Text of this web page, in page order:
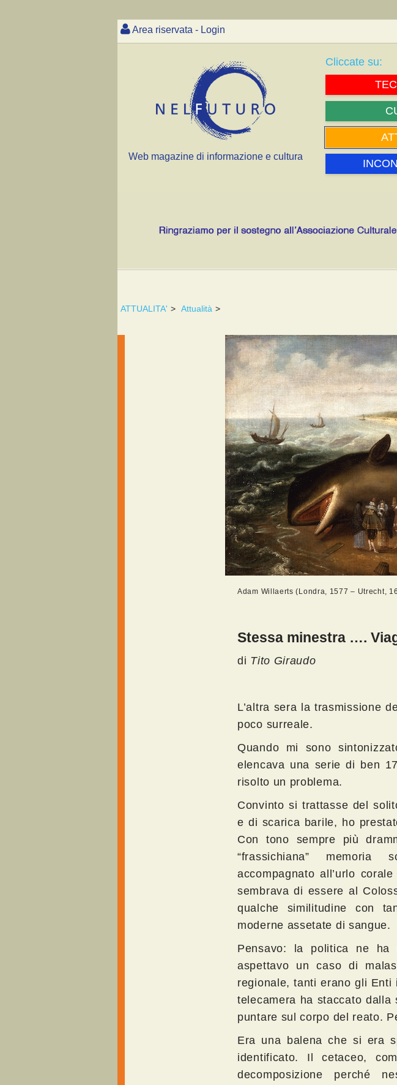
Area riservata - Login
Web magazine di informazione e cultura
Cliccate su:
ATTUALITA' > Attualità >
Adam Willaerts (Londra, 1577 – Utrecht,
Stessa minestra ….
di Tito Giraudo
L’altra sera la trasmissione
poco surreale.
Quando mi sono
elencava una serie di ben
risolto un problema.
Convinto si trattasse del
e di scarica barile, ho
Con tono sempre più
“frassichiana”
accompagnato all’urlo
sembrava di essere al
qualche similitudine con
moderne assetate di sangue.
Pensavo: la politica ne ha
aspettavo un caso di
regionale, tanti erano gli
telecamera ha staccato
puntare sul corpo del reato.
Era una balena che si era
identificato. Il cetaceo,
decomposizione perché